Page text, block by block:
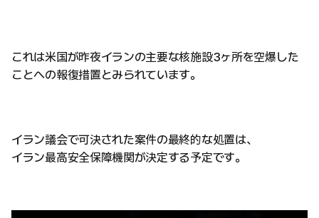
これは米国が昨夜イランの主要な核施設3ヶ所を空爆した
ことへの報復措置とみられています。
イラン議会で可決された案件の最終的な処置は、
イラン最高安全保障機関が決定する予定です。